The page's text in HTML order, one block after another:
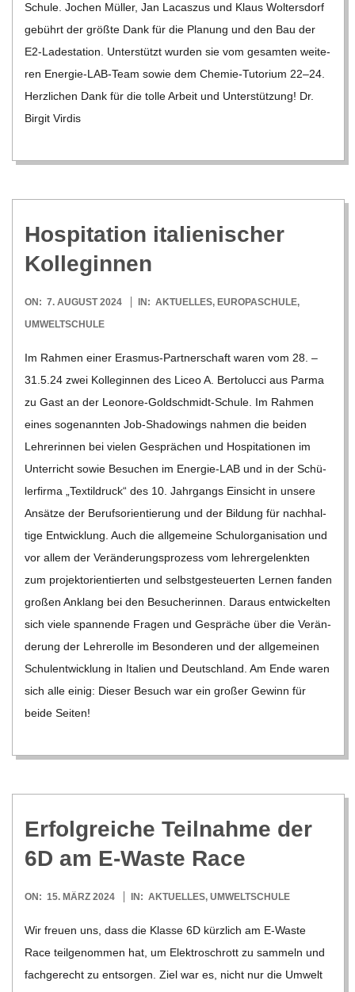
Schule. Jochen Mül­ler, Jan Lacas­zus und Klaus Wol­ters­dorf
gebührt der größte Dank für die Pla­nung und den Bau der
E2-Lade­sta­­tion. Unter­stützt wur­den sie vom gesam­ten wei­te­
ren Ener­­gie-LAB-Team sowie dem Che­­mie-Tuto­rium 22–24.
Herz­li­chen Dank für die tolle Arbeit und Unter­stüt­zung! Dr.
Bir­git Vir­dis
Hos­pi­ta­tion ita­lie­ni­scher
Kolleginnen
2024-
08-
ON: 7. AUGUST 2024 IN: AKTUELLES, EUROPASCHULE,
UMWELTSCHULE
Im Rah­men einer Eras­­mus-Par­t­­ner­­schaft waren vom 28. –
31.5.24 zwei Kol­le­gin­nen des Liceo A. Ber­to­lucci aus Parma
zu Gast an der Leo­nore-Gold­schmidt-Schule. Im Rah­men
eines soge­nann­ten Job-Shadowings nah­men die bei­den
Leh­re­rin­nen bei vie­len Gesprä­chen und Hos­pi­ta­tio­nen im
Unter­richt sowie Besu­chen im Ener­­gie-LAB und in der Schü­
ler­firma „Tex­til­druck“ des 10. Jahr­gangs Ein­sicht in unsere
Ansätze der Berufs­ori­en­tie­rung und der Bil­dung für nach­hal­
tige Ent­wick­lung. Auch die all­ge­meine Schul­or­ga­ni­sa­tion und
vor allem der Ver­än­de­rungs­pro­zess vom leh­rer­ge­lenk­ten
zum pro­jekt­ori­en­tier­ten und selbst­ge­steu­er­ten Ler­nen fan­den
gro­ßen Anklang bei den Besu­che­rin­nen. Dar­aus ent­wi­ckel­ten
sich viele span­nende Fra­gen und Gesprä­che über die Ver­än­
de­rung der Leh­re­rolle im Beson­de­ren und der all­ge­mei­nen
Schul­ent­wick­lung in Ita­lien und Deutsch­land. Am Ende waren
sich alle einig: Die­ser Besuch war ein gro­ßer Gewinn für
beide Sei­ten!
Erfolg­rei­che Teil­nahme der
6D am E‑Waste Race
2024-
ON: 15. MÄRZ 2024 IN: AKTUELLES, UMWELTSCHULE
Wir freuen uns, dass die Klasse 6D kürz­lich am E‑Waste
Race teil­ge­nom­men hat, um Elek­tro­schrott zu sam­meln und
fach­ge­recht zu ent­sor­gen. Ziel war es, nicht nur die Umwelt